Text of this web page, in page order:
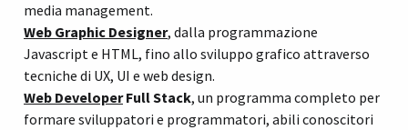
media management.
Web Graphic Designer, dalla programmazione
Javascript e HTML, fino allo sviluppo grafico attraverso
tecniche di UX, UI e web design.
Web DeveloperFull Stack, un programma completo per
formare sviluppatori e programmatori, abili conoscitori